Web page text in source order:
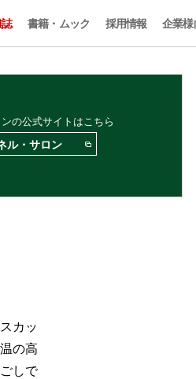
書籍・ムック 採用情報 企業様
の公式サイトはこちら
ル・サロン
カッ
の高
しで